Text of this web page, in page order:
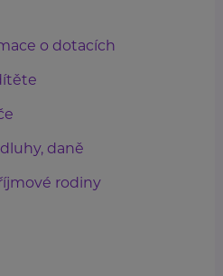
o dotacích
daně
rodiny